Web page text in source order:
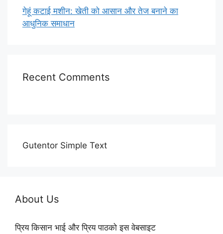
गेहूं कटाई मशीन: खेती को आसान और तेज बनाने का
आधुनिक समाधान
Recent Comments
Gutentor Simple Text
About Us
प्रिय किसान भाई और प्रिय पाठको इस वेबसाइट